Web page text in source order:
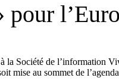
pour
la Société de l’information
mise au sommet de